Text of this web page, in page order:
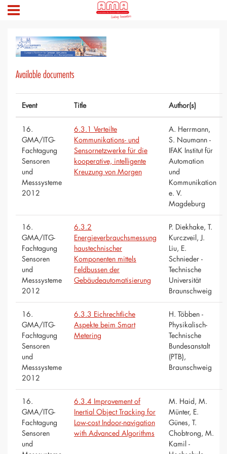
Available documents
Event Title Author(s)
16.
GMA/ITG-
Fachtagung
Sensoren
und
Messsysteme
2012
6.3.1 Verteilte
Kommunikations- und
Sensornetzwerke für die
kooperative, intelligente
Kreuzung von Morgen
A. Herrmann,
S. Naumann -
IFAK Institut für
Automation
und
Kommunikation
e. V.
Magdeburg
16.
GMA/ITG-
Fachtagung
Sensoren
und
Messsysteme
2012
6.3.2
Energieverbrauchsmessung
haustechnischer
Komponenten mittels
Feldbussen der
Gebäudeautomatisierung
P. Diekhake, T.
Kurczveil, J.
Liu, E.
Schnieder -
Technische
Universität
Braunschweig
16.
GMA/ITG-
Fachtagung
Sensoren
und
Messsysteme
2012
6.3.3 Eichrechtliche
Aspekte beim Smart
Metering
H. Többen -
Physikalisch-
Technische
Bundesanstalt
(PTB),
Braunschweig
16.
GMA/ITG-
Fachtagung
Sensoren
und
6.3.4 Improvement of
Inertial Object Tracking for
Low-cost Indoor-navigation
with Advanced Algorithms
M. Haid, M.
Münter, E.
Günes, T.
Chobtrong, M.
Kamil -